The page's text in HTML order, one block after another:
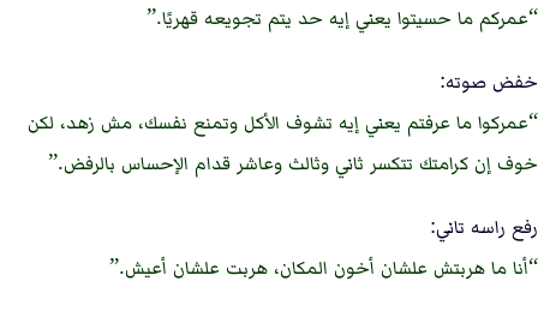
عمركم ما حسيتوا يعني إيه حد يتم تجويعه قهريًا.
خفض صوته:
عمركوا ما عرفتم يعني إيه تشوف الأكل وتمنع نفسك، مش زهد، لكن
خوف إن كرامتك تتكسر ثاني وثالث وعاشر قدام الإحساس بالرفض.
رفع راسه تاني:
أنا ما هربتش علشان أخون المكان، هربت علشان أعيش.